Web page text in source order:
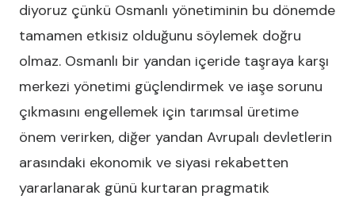
diyoruz çünkü Osmanlı yönetiminin bu dönemde
tamamen etkisiz olduğunu söylemek doğru
olmaz. Osmanlı bir yandan içeride taşraya karşı
merkezi yönetimi güçlendirmek ve iaşe sorunu
çıkmasını engellemek için tarımsal üretime
önem verirken, diğer yandan Avrupalı devletlerin
arasındaki ekonomik ve siyasi rekabetten
yararlanarak günü kurtaran pragmatik